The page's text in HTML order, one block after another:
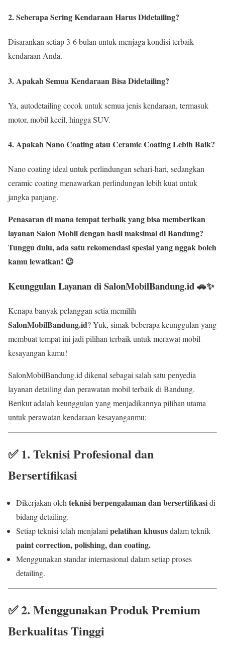
2. Seberapa Sering Kendaraan Harus Didetailing?
Disarankan setiap 3-6 bulan untuk menjaga kondisi terbaik
kendaraan Anda.
3. Apakah Semua Kendaraan Bisa Didetailing?
Ya, autodetailing cocok untuk semua jenis kendaraan, termasuk
motor, mobil kecil, hingga SUV.
4. Apakah Nano Coating atau Ceramic Coating Lebih Baik?
Nano coating ideal untuk perlindungan sehari-hari, sedangkan
ceramic coating menawarkan perlindungan lebih kuat untuk
jangka panjang.
Penasaran di mana tempat terbaik yang bisa memberikan
layanan Salon Mobil dengan hasil maksimal di Bandung?
Tunggu dulu, ada satu rekomendasi spesial yang nggak boleh
kamu lewatkan! 😉
Keunggulan Layanan di SalonMobilBandung.id 🚗✨
Kenapa banyak pelanggan setia memilih
SalonMobilBandung.id? Yuk, simak beberapa keunggulan yang
membuat tempat ini jadi pilihan terbaik untuk merawat mobil
kesayangan kamu!
SalonMobilBandung.id dikenal sebagai salah satu penyedia
layanan detailing dan perawatan mobil terbaik di Bandung.
Berikut adalah keunggulan yang menjadikannya pilihan utama
untuk perawatan kendaraan kesayanganmu:
✅1. Teknisi Profesional dan
Bersertifikasi
Dikerjakan oleh teknisi berpengalaman dan bersertifikasidi
bidang detailing.
Setiap teknisi telah menjalani pelatihan khususdalam teknik
paint correction, polishing, dan coating.
Menggunakan standar internasional dalam setiap proses
detailing.
✅2. Menggunakan Produk Premium
Berkualitas Tinggi